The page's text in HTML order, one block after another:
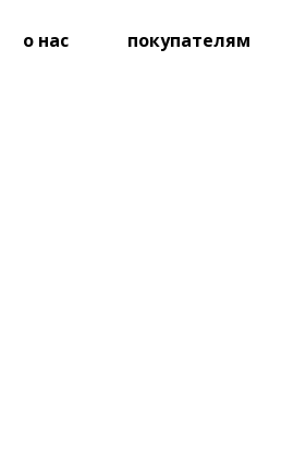
о нас покупателям